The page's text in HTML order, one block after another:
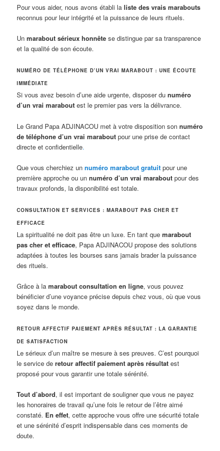
Pour vous aider, nous avons établi laliste des vrais marabouts
reconnus pour leur intégrité et la puissance de leurs rituels.
Unmarabout sérieux honnête se distingue par sa transparence
et la qualité de son écoute.
NUMÉRO DE TÉLÉPHONE D’UN VRAI MARABOUT : UNE ÉCOUTE
IMMÉDIATE
Si vous avez besoin d’une aide urgente, disposer dunuméro
d’un vrai marabout est le premier pas vers la délivrance.
Le Grand Papa ADJINACOU met à votre disposition sonnuméro
de téléphone d’un vrai marabout pour une prise de contact
directe et confidentielle.
Que vous cherchiez unnuméro marabout gratuit pour une
première approche ou unnuméro d’un vrai marabout pour des
travaux profonds, la disponibilité est totale.
CONSULTATION ET SERVICES : MARABOUT PAS CHER ET
EFFICACE
La spiritualité ne doit pas être un luxe. En tant quemarabout
pas cher et efficace, Papa ADJINACOU propose des solutions
adaptées à toutes les bourses sans jamais brader la puissance
des rituels.
Grâce à lamarabout consultation en ligne, vous pouvez
bénéficier d’une voyance précise depuis chez vous, où que vous
soyez dans le monde.
RETOUR AFFECTIF PAIEMENT APRÈS RÉSULTAT : LA GARANTIE
DE SATISFACTION
Le sérieux d’un maître se mesure à ses preuves. C’est pourquoi
le service deretour affectif paiement après résultat est
proposé pour vous garantir une totale sérénité.
Tout d’abord, il est important de souligner que vous ne payez
les honoraires de travail qu’une fois le retour de l’être aimé
constaté. En effet, cette approche vous offre une sécurité totale
et une sérénité d’esprit indispensable dans ces moments de
doute.